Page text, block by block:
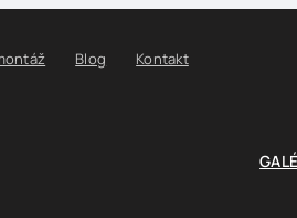
Blog Kontakt